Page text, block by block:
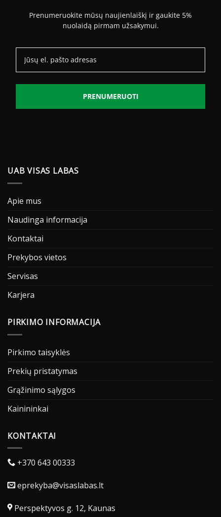
Prenumeruokite mūsų naujienlaiškį ir gaukite 5%
nuolaidą pirmam užsakymui.
PRENUMERUOTI
UAB VISAS LABAS
Apie mus
Naudinga informacija
Kontaktai
Prekybos vietos
Servisas
Karjera
PIRKIMO INFORMACIJA
Pirkimo taisyklės
Prekių pristatymas
Grąžinimo sąlygos
Kainininkai
KONTAKTAI
+370 643 00333
eprekyba@visaslabas.lt
Perspektyvos g. 12, Kaunas